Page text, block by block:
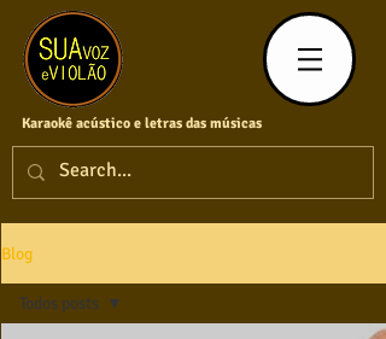
Karaokê acústico e letras das músicas
Blog
Todos posts